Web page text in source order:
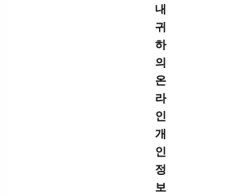
내
귀
하
의
온
라
인
개
인
정
보